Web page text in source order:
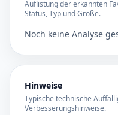
Auflistung der erkannten
Status, Typ und Größe.
Noch keine Analyse
Hinweise
Typische technische
Verbesserungshinweise.